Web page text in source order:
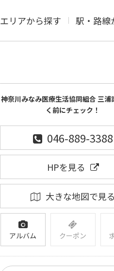
エリアから探す 駅・路線
神奈川みなみ医療生活協同組合 三浦
く前にチェック！
046-889-3388
HPを見る
大きな地図で見る
アルバム クーポン